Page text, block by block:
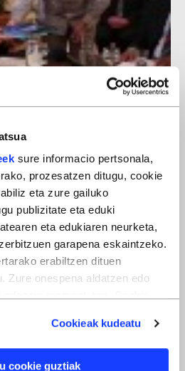
sure informacio pertsonala,
prozesatzen ditugu, cookie
eta zure gailuko
publizitate eta eduki
eta edukiaren neurketa,
garapena eskaintzeko.
erabiltzen dituen
Zure onespena aldatzen edo
like to:
your geographical location
Cookieak kudeatu
cookie guztiak